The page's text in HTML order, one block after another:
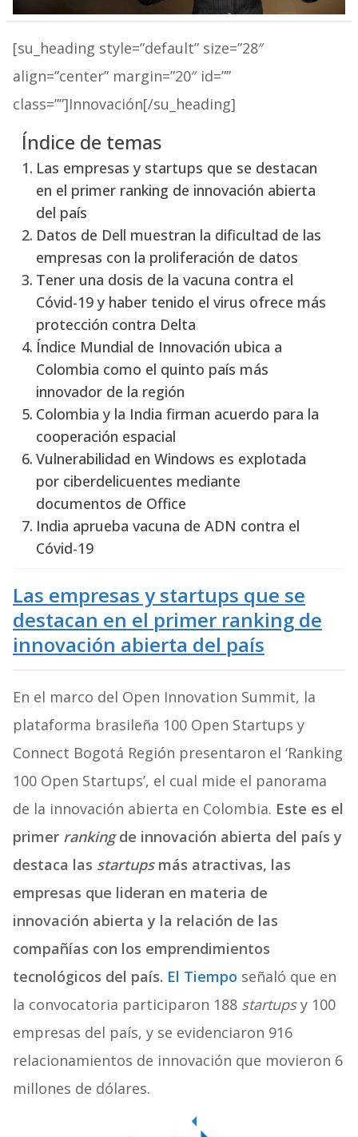
[su_heading style=”default” size=”28″
align=”center” margin=”20″ id=””
class=””]Innovación[/su_heading]
Índice de temas
Las empresas y startups que se destacan
en el primer ranking de innovación abierta
del país
Datos de Dell muestran la dificultad de las
empresas con la proliferación de datos
Tener una dosis de la vacuna contra el
Cóvid-19 y haber tenido el virus ofrece más
protección contra Delta
Índice Mundial de Innovación ubica a
Colombia como el quinto país más
innovador de la región
Colombia y la India firman acuerdo para la
cooperación espacial
Vulnerabilidad en Windows es explotada
por ciberdelicuentes mediante
documentos de Office
India aprueba vacuna de ADN contra el
Cóvid-19
Las empresas y startups que se
destacan en el primer ranking de
innovación abierta del país
En el marco del Open Innovation Summit, la
plataforma brasileña 100 Open Startups y
Connect Bogotá Región presentaron el ‘Ranking
100 Open Startups’, el cual mide el panorama
de la innovación abierta en Colombia. Este es el
primer rankingde innovación abierta del país y
destaca las startups más atractivas, las
empresas que lideran en materia de
innovación abierta y la relación de las
compañías con los emprendimientos
tecnológicos del país. El Tiempo señaló que en
la convocatoria participaron 188 startupsy 100
empresas del país, y se evidenciaron 916
relacionamientos de innovación que movieron 6
millones de dólares.